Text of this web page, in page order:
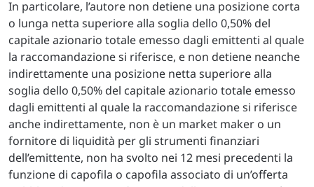
In particolare, l’autore non detiene una posizione corta
o lunga netta superiore alla soglia dello 0,50% del
capitale azionario totale emesso dagli emittenti al quale
la raccomandazione si riferisce, e non detiene neanche
indirettamente una posizione netta superiore alla
soglia dello 0,50% del capitale azionario totale emesso
dagli emittenti al quale la raccomandazione si riferisce
anche indirettamente, non è un market maker o un
fornitore di liquidità per gli strumenti finanziari
dell’emittente, non ha svolto nei 12 mesi precedenti la
funzione di capofila o capofila associato di un’offerta